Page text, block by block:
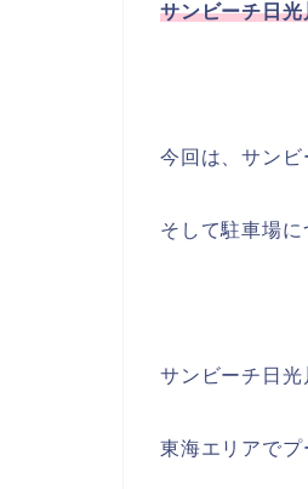
サンビーチ日
今回は、サンビ
そして駐車場に
サンビーチ日光
東海エリアでプ